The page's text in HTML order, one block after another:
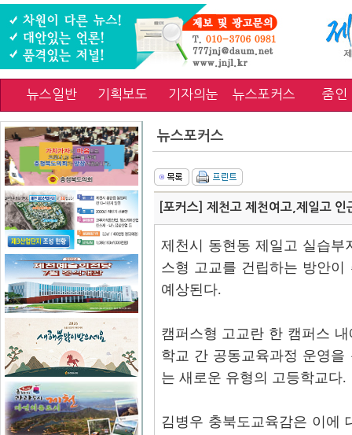
뉴스일반 기획보도 기자의눈 뉴스포커스 줌인
뉴스포커스
[포커스] 제천고 제천여고,제일고
제천시 동현동 제일고 실습
스형 고교를 건립하는 방안
예상된다.
캠퍼스형 고교란 한 캠퍼스
학교 간 공동교육과정 운영
는 새로운 유형의 고등학교다.
김병우 충북도교육감은 이에